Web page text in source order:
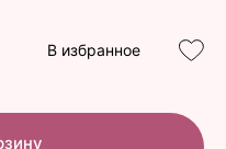
В избранное